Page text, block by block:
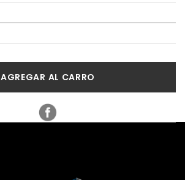
AGREGAR AL CARRO